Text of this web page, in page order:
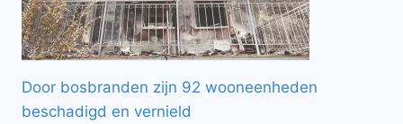
Door bosbranden zijn 92 wooneenheden
beschadigd en vernield